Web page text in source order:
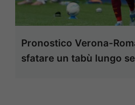
Pronostico Verona-
sfatare un tabù lungo